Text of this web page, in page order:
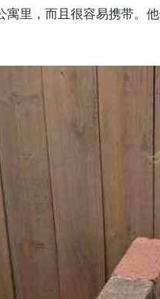
寓里，而且很容易携带。